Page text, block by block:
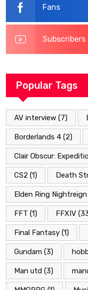
Fans
Subscribers
Popular Tags
AV interview (7)
Borderlands 4 (2)
Clair Obscur:
CS2 (1) Death
Elden Ring Nightreign
FFT (1) FFXIV
Final Fantasy (1)
Gundam (3)
Man utd (3)